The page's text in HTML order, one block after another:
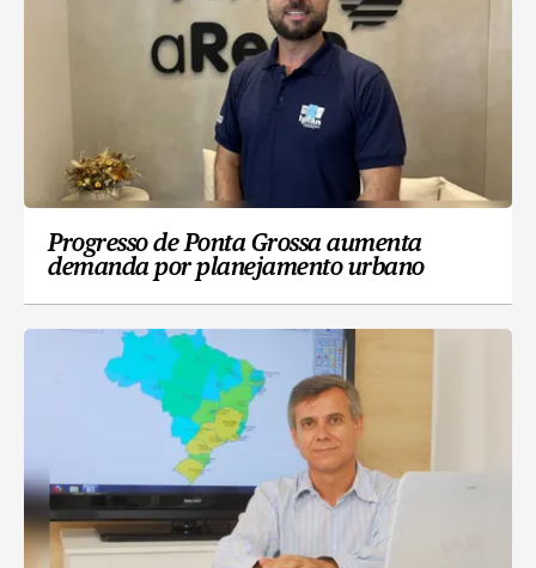
Progresso de Ponta Grossa aumenta
demanda por planejamento urbano